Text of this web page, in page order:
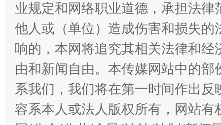
习近平的博鳌关键词
魏明亮
业规定和网络职业道德，承担法
他人或（单位）造成伤害和损失
响的，本网将追究其相关法律和
由和新闻自由。本传媒网站中的
系我们，我们将在第一时间作出
容系本人或法人版权所有，网站